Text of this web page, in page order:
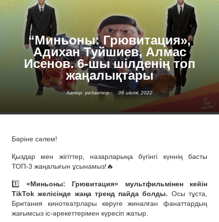
“Миньоны: Грювитация»,
Адихан Туйшиев, Алмас
Исенов. 6-шы шілденің топ
жаңалықтары
Автор: редактор 06 июля, 2022
Бәріне сәлем!
Қыздар мен жігіттер, назарларыңа бүгінгі күннің басты
ТОП-3 жаңалығын ұсынамыз!🔥
1️⃣
«Миньоны: Грювитация» мультфильмінен кейін
TikTok желісінде жаңа тренд пайда болды. Осы тұста,
Британия кинотеатрлары көруге жиналған фанаттардың
жағымсыз іс-әрекеттерімен күресіп жатыр.